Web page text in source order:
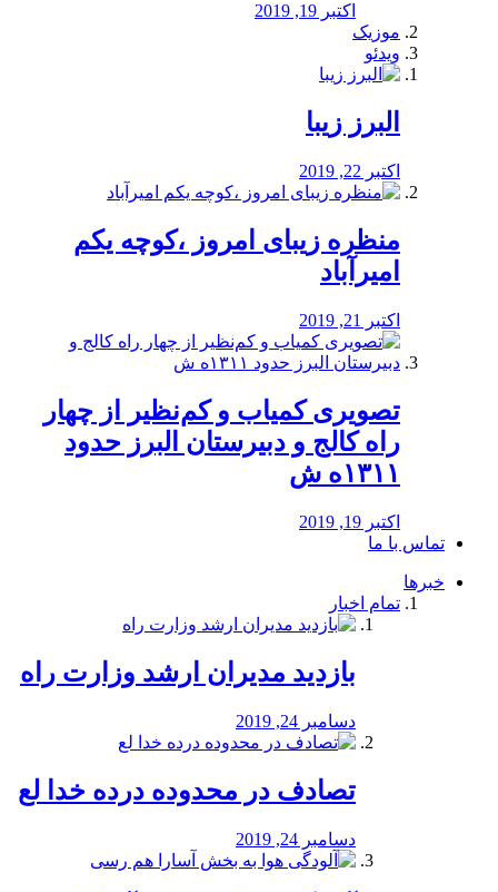
اکتبر 19, 2019
موزیک
ویدئو
البرز زیبا
اکتبر 22, 2019
منظره‌‌ زیبای امروز ،کوچه یکم
امیرآباد
اکتبر 21, 2019
️تصویری کمیاب و کم‌نظیر از چهار
راه كالج و دبيرستان البرز حدود
۱۳۱۱ه ش
اکتبر 19, 2019
تماس با ما
خبرها
تمام اخبار
بازدید مدیران ارشد وزارت راه
دسامبر 24, 2019
تصادف در محدوده درده خدا لع
دسامبر 24, 2019